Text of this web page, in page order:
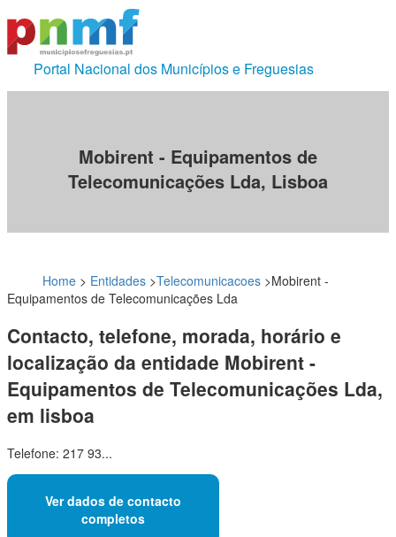
Portal Nacional dos Municípios e Freguesias
Mobirent - Equipamentos de
Telecomunicações Lda, Lisboa
Home > Entidades >Telecomunicacoes >Mobirent -
Equipamentos de Telecomunicações Lda
Contacto, telefone, morada, horário e
localização da entidade Mobirent -
Equipamentos de Telecomunicações Lda,
em lisboa
Telefone: 217 93...
Ver dados de contacto
completos